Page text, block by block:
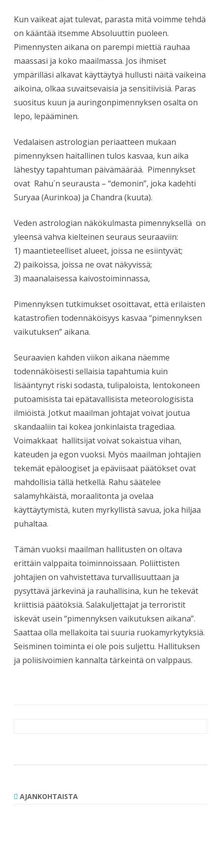
Kun vaikeat ajat tulevat, parasta mitä voimme tehdä
on kääntää itsemme Absoluuttin puoleen.
Pimennysten aikana on parempi miettiä rauhaa
maassasi ja koko maailmassa. Jos ihmiset
ympärilläsi alkavat käyttäytyä hullusti näitä vaikeina
aikoina, olkaa suvaitsevaisia ja sensitiivisiä. Paras
suositus kuun ja auringonpimennyksen osalta on
lepo, lepääminen.
Vedalaisen astrologian periaatteen mukaan
pimennyksen haitallinen tulos kasvaa, kun aika
lähestyy tapahtuman päivämäärää. Pimennykset
ovat Rahu´n seurausta – “demonin”, joka kadehti
Suryaa (Aurinkoa) ja Chandra (kuuta).
Veden astrologian näkökulmasta pimennyksellä on
yleensä vahva kielteinen seuraus seuraaviin:
1) maantieteelliset alueet, joissa ne esiintyvät;
2) paikoissa, joissa ne ovat näkyvissä;
3) maanalaisessa kaivostoiminnassa,
Pimennyksen tutkimukset osoittavat, että erilaisten
katastrofien todennäköisyys kasvaa “pimennyksen
vaikutuksen” aikana.
Seuraavien kahden viikon aikana näemme
todennäköisesti sellaisia tapahtumia kuin
lisääntynyt riski sodasta, tulipaloista, lentokoneen
putoamisista tai epätavallisista meteorologisista
ilmiöistä. Jotkut maailman johtajat voivat joutua
skandaaliin tai kokea jonkinlaista tragediaa.
Voimakkaat hallitsijat voivat sokaistua vihan,
kateuden ja egon vuoksi. Myös maailman johtajien
tekemät epäloogiset ja epäviisaat päätökset ovat
mahdollisia tällä hetkellä. Rahu säätelee
salamyhkäistä, moraalitonta ja ovelaa
käyttäytymistä, kuten myrkyllistä savua, joka hiljaa
puhaltaa.
Tämän vuoksi maailman hallitusten on oltava
erittäin valppaita toiminnoissaan. Poliittisten
johtajien on vahvistettava turvallisuuttaan ja
pysyttävä järkevinä ja rauhallisina, kun he tekevät
kriittisiä päätöksiä. Salakuljettajat ja terroristit
iskevät usein “pimennyksen vaikutuksen aikana”.
Saattaa olla mellakoita tai suuria ruokamyrkytyksiä.
Seisminen toiminta ei ole pois suljettu. Hallituksen
ja poliisivoimien kannalta tärkeintä on valppaus.
AJANKOHTAISTA